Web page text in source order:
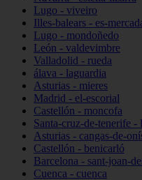
Lugo - viveiro
Illes-balears - es-
Lugo - mondoñedo
León - valdevimbre
Valladolid - rueda
álava - laguardia
Asturias - mieres
Madrid - el-escorial
Castellón - moncofa
Santa-cruz-de-tenerife -
Asturias - cangas-de-
Castellón - benicarló
Barcelona - sant-joan-
Cuenca - cuenca